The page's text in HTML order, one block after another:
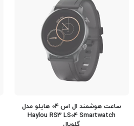
ساعت هوشمند ال اس 04 هایلو مدل
Haylou RS3 LS04 Smartwatch